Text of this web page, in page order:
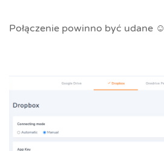
Połączenie powinno być udane ☺